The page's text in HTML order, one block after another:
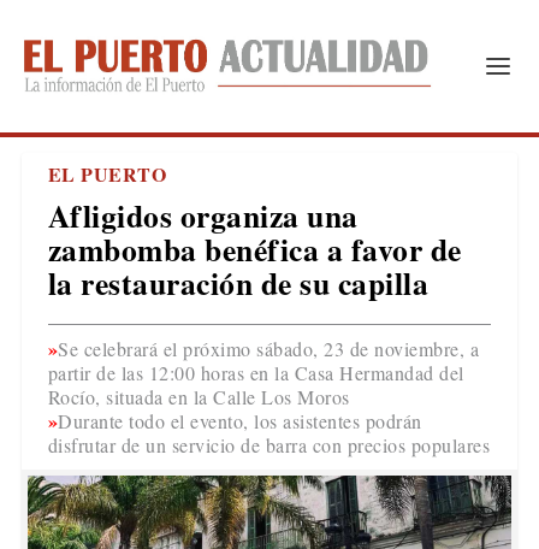
EL PUERTO
Afligidos organiza una
zambomba benéfica a favor de
la restauración de su capilla
Se celebrará el próximo sábado, 23 de noviembre, a
partir de las 12:00 horas en la Casa Hermandad del
Rocío, situada en la Calle Los Moros
Durante todo el evento, los asistentes podrán
disfrutar de un servicio de barra con precios populares